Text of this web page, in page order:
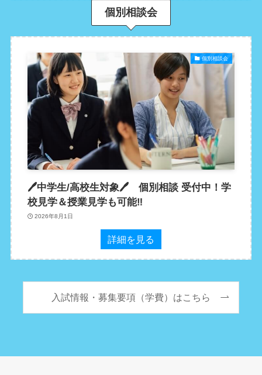
個別相談会
個別相談会
🖊中学生/高校生対象🖊 個別相談 受付中！学
校見学＆授業見学も可能‼
2026年8月1日
詳細を見る
入試情報・募集要項（学費）はこちら